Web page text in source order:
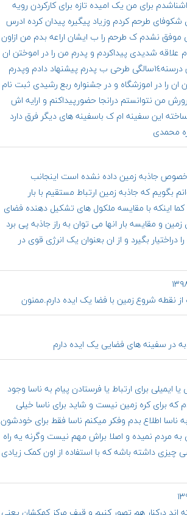
برای من یک امیده تازه برای کارکردن رویه
شکوفای طرحم کردم وزیاد پیگیره پیدان کرده ادرس
موفق نشدم ک طرحم را ب ایشان اراعه بدم من ازاون
شدیدی پیداکردم و پدرم من را در اموختن ان
هرچ در وجودش بود ب من اموخت من درسنه۱٤سالگی طرحی ب پدرم پیشنهاد دادم وپدرم
ان را در اموزشگاه و در جشنواره ربع رشیدی ثبت نام
من نتوانستم درانجا حضورپیداکنم و ارايه اش
این سفینه ام ک باسفینه های دیگر فرق دارد
محمدی
خصوص جاذبه زمین داده نشده است اینجانب
بگویم که جاذبه زمین ارتباط مستقیم با بار
کما اینکه با مقایسه ملکول های تشکیل دهنده فضای
و مقایسه بار انها می توان به راز جاذبه پی برد
دراختیار بگیرد و از ان بعنوان یک انرژی قوی در
نقطه شروع زمین با فضا یک ایده دارم.ممنون
ایمیلی برای ارتباط یا فرستادن پیام به ناسا وجود
که برای کره زمین نیست و شاید برای ناسا خیلی
ناسا اطلاع بدم وفکر میکنم ناسا فقط برای خودشون
مردم نمیده و اصلا براش مهم نیست وگرنه یه راه
چیزی داشته باشه که با استفاده از اون کمک زیادی